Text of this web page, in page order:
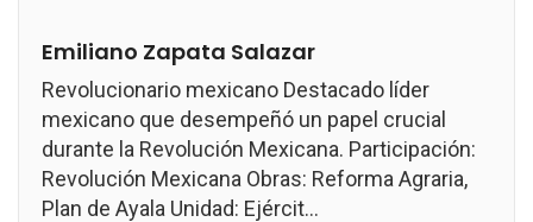
Emiliano Zapata Salazar
Revolucionario mexicano Destacado líder
mexicano que desempeñó un papel crucial
durante la Revolución Mexicana. Participación:
Revolución Mexicana Obras: Reforma Agraria,
Plan de Ayala Unidad: Ejércit...